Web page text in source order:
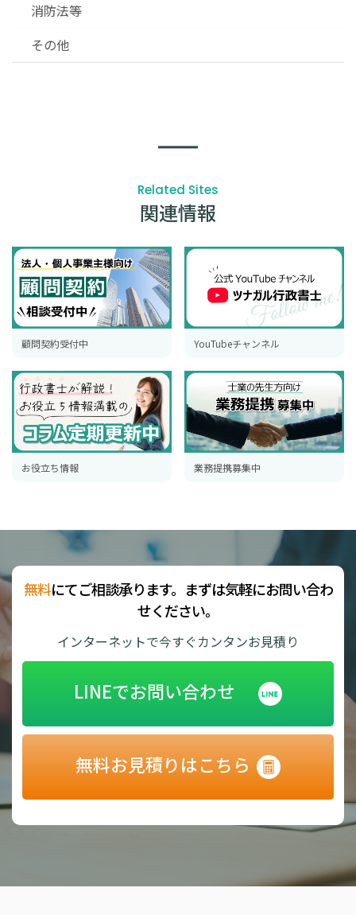
消防法等
その他
Related Sites
関連情報
顧問契約受付中 YouTubeチャンネル
お役立ち情報 業務提携募集中
無料にてご相談承ります。まずは気軽にお問い合わ
せください。
インターネットで今すぐカンタンお見積り
LINEでお問い合わせ
無料お見積りはこちら